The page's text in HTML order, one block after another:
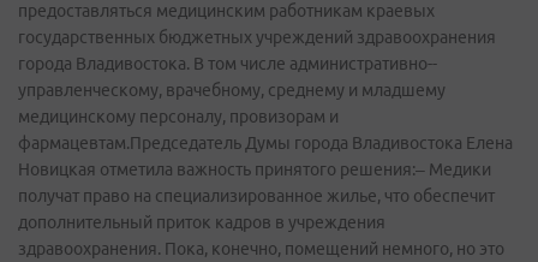
предоставляться медицинским работникам краевых
государственных бюджетных учреждений здравоохранения
города Владивостока. В том числе административно-­
управленческому, врачебному, среднему и младшему
медицинскому персоналу, провизорам и
фармацевтам.Председатель Думы города Владивостока Елена
Новицкая отметила важность принятого решения:– Медики
получат право на специализированное жилье, что обеспечит
дополнительный приток кадров в учреждения
здравоохранения. Пока, конечно, помещений немного, но это